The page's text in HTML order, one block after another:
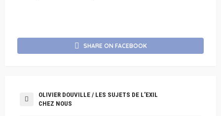
SHARE ON FACEBOOK
OLIVIER DOUVILLE / LES SUJETS DE L’EXIL
CHEZ NOUS